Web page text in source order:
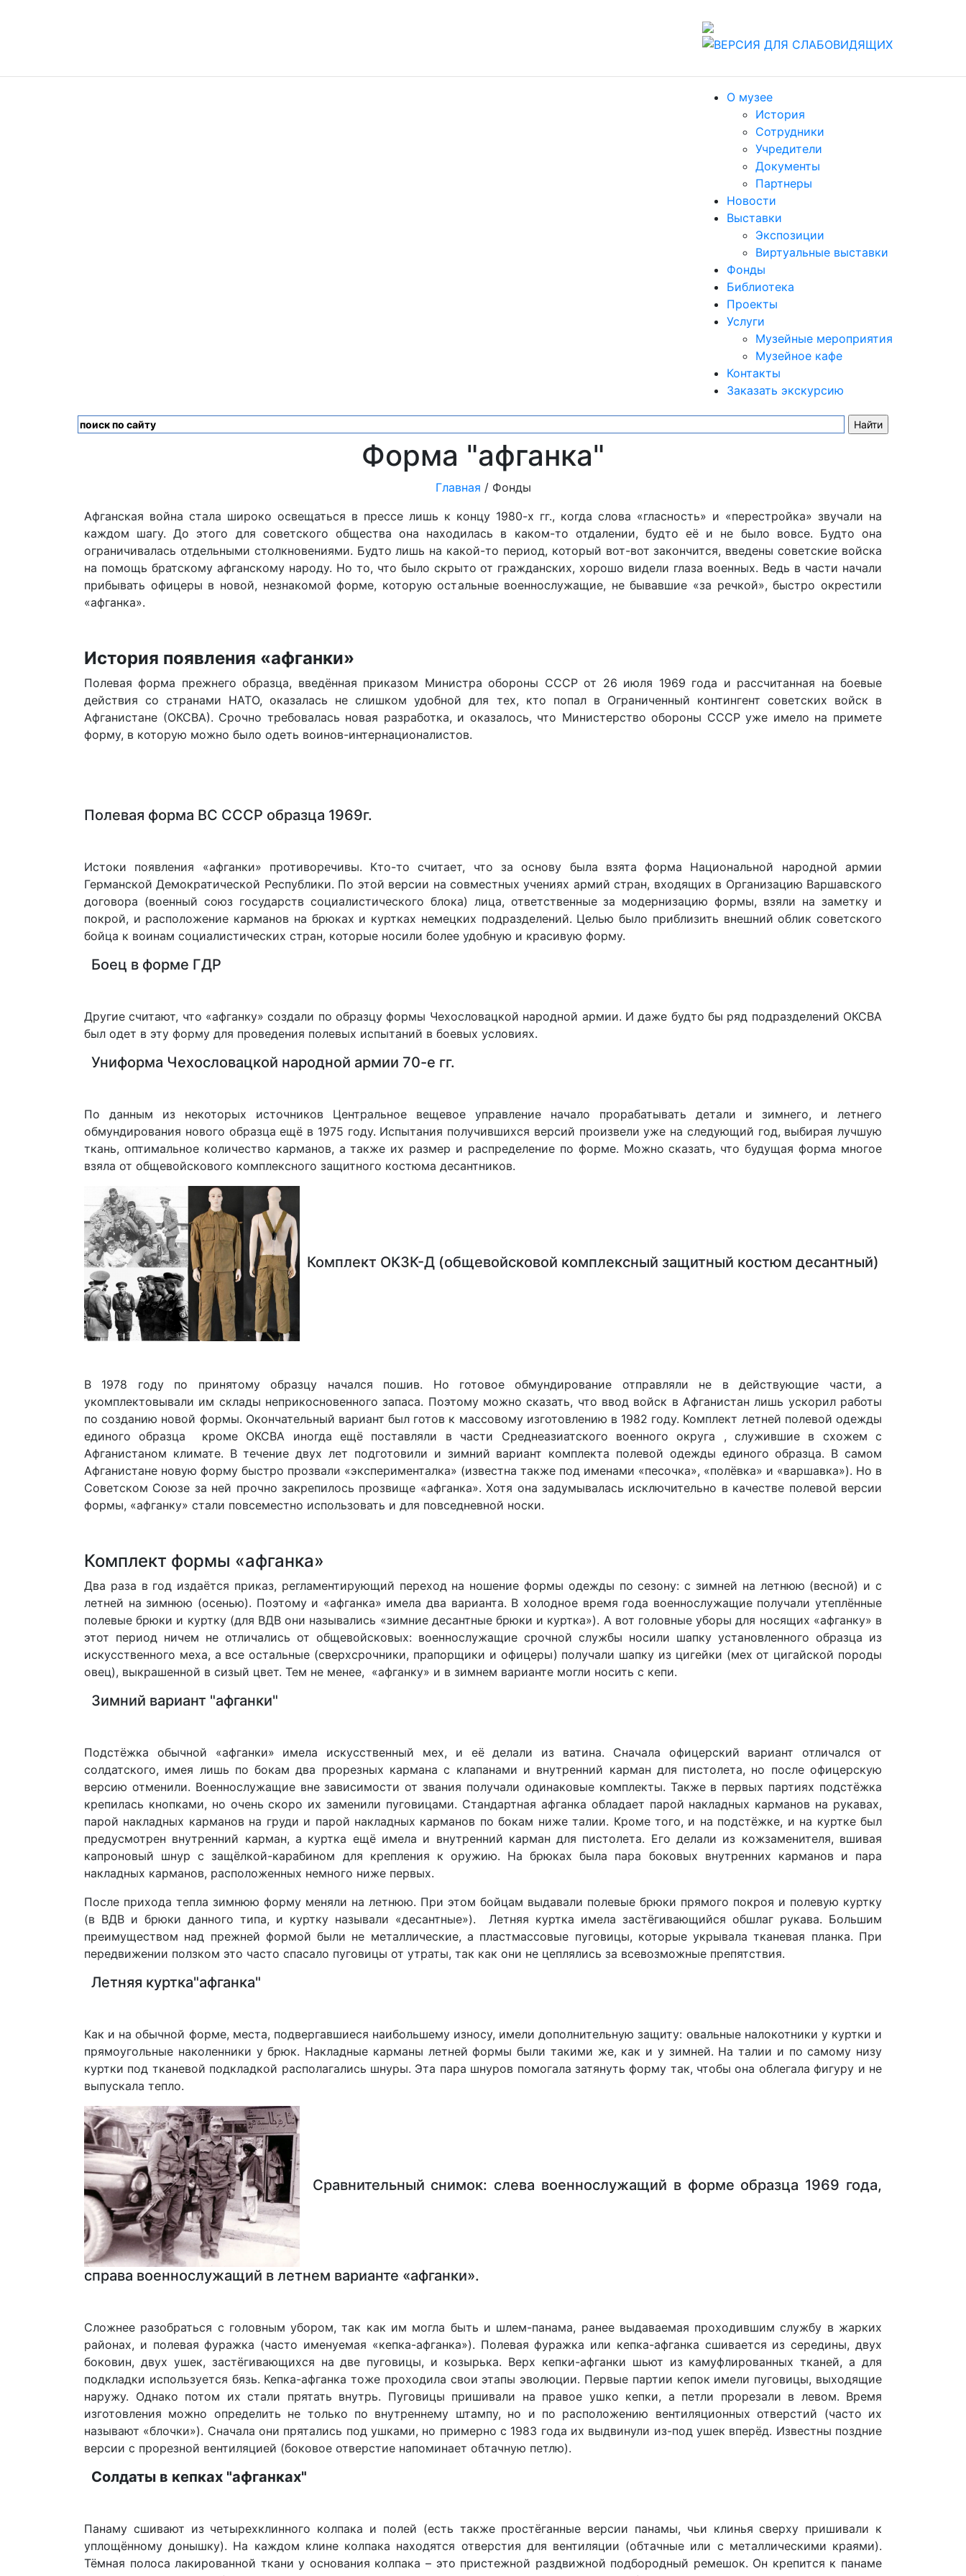
О музее
История
Сотрудники
Учредители
Документы
Партнеры
Новости
Выставки
Экспозиции
Виртуальные выставки
Фонды
Библиотека
Проекты
Услуги
Музейные мероприятия
Музейное кафе
Контакты
Заказать экскурсию
Форма "афганка"
Главная / Фонды
Афганская война стала широко освещаться в прессе лишь к концу 1980-х гг., когда слова «гласность» и «перестройка» звучали на
каждом шагу. До этого для советского общества она находилась в каком-то отдалении, будто её и не было вовсе. Будто она
ограничивалась отдельными столкновениями. Будто лишь на какой-то период, который вот-вот закончится, введены советские войска
на помощь братскому афганскому народу. Но то, что было скрыто от гражданских, хорошо видели глаза военных. Ведь в части начали
прибывать офицеры в новой, незнакомой форме, которую остальные военнослужащие, не бывавшие «за речкой», быстро окрестили
«афганка».
История появления «афганки»
Полевая форма прежнего образца, введённая приказом Министра обороны СССР от 26 июля 1969 года и рассчитанная на боевые
действия со странами НАТО, оказалась не слишком удобной для тех, кто попал в Ограниченный контингент советских войск в
Афганистане (ОКСВА). Срочно требовалась новая разработка, и оказалось, что Министерство обороны СССР уже имело на примете
форму, в которую можно было одеть воинов-интернационалистов.
Полевая форма ВС СССР образца 1969г.
Истоки появления «афганки» противоречивы. Кто-то считает, что за основу была взята форма Национальной народной армии
Германской Демократической Республики. По этой версии на совместных учениях армий стран, входящих в Организацию Варшавского
договора (военный союз государств социалистического блока) лица, ответственные за модернизацию формы, взяли на заметку и
покрой, и расположение карманов на брюках и куртках немецких подразделений. Целью было приблизить внешний облик советского
бойца к воинам социалистических стран, которые носили более удобную и красивую форму.
Боец в форме ГДР
Другие считают, что «афганку» создали по образцу формы Чехословацкой народной армии. И даже будто бы ряд подразделений ОКСВА
был одет в эту форму для проведения полевых испытаний в боевых условиях.
Униформа Чехословацкой народной армии 70-е гг.
По данным из некоторых источников Центральное вещевое управление начало прорабатывать детали и зимнего, и летнего
обмундирования нового образца ещё в 1975 году. Испытания получившихся версий произвели уже на следующий год, выбирая лучшую
ткань, оптимальное количество карманов, а также их размер и распределение по форме. Можно сказать, что будущая форма многое
взяла от общевойскового комплексного защитного костюма десантников.
Комплект ОКЗК-Д (общевойсковой комплексный защитный костюм десантный)
В 1978 году по принятому образцу начался пошив. Но готовое обмундирование отправляли не в действующие части, а
укомплектовывали им склады неприкосновенного запаса. Поэтому можно сказать, что ввод войск в Афганистан лишь ускорил работы
по созданию новой формы. Окончательный вариант был готов к массовому изготовлению в 1982 году. Комплект летней полевой одежды
единого образца кроме ОКСВА иногда ещё поставляли в части Среднеазиатского военного округа , служившие в схожем с
Афганистаном климате. В течение двух лет подготовили и зимний вариант комплекта полевой одежды единого образца. В самом
Афганистане новую форму быстро прозвали «эксперименталка» (известна также под именами «песочка», «полёвка» и «варшавка»). Но в
Советском Союзе за ней прочно закрепилось прозвище «афганка». Хотя она задумывалась исключительно в качестве полевой версии
формы, «афганку» стали повсеместно использовать и для повседневной носки.
Комплект формы «афганка»
Два раза в год издаётся приказ, регламентирующий переход на ношение формы одежды по сезону: с зимней на летнюю (весной) и с
летней на зимнюю (осенью). Поэтому и «афганка» имела два варианта. В холодное время года военнослужащие получали утеплённые
полевые брюки и куртку (для ВДВ они назывались «зимние десантные брюки и куртка»). А вот головные уборы для носящих «афганку» в
этот период ничем не отличались от общевойсковых: военнослужащие срочной службы носили шапку установленного образца из
искусственного меха, а все остальные (сверхсрочники, прапорщики и офицеры) получали шапку из цигейки (мех от цигайской породы
овец), выкрашенной в сизый цвет. Тем не менее, «афганку» и в зимнем варианте могли носить с кепи.
Зимний вариант "афганки"
Подстёжка обычной «афганки» имела искусственный мех, и её делали из ватина. Сначала офицерский вариант отличался от
солдатского, имея лишь по бокам два прорезных кармана с клапанами и внутренний карман для пистолета, но после офицерскую
версию отменили. Военнослужащие вне зависимости от звания получали одинаковые комплекты. Также в первых партиях подстёжка
крепилась кнопками, но очень скоро их заменили пуговицами. Стандартная афганка обладает парой накладных карманов на рукавах,
парой накладных карманов на груди и парой накладных карманов по бокам ниже талии. Кроме того, и на подстёжке, и на куртке был
предусмотрен внутренний карман, а куртка ещё имела и внутренний карман для пистолета. Его делали из кожзаменителя, вшивая
капроновый шнур с защёлкой-карабином для крепления к оружию. На брюках была пара боковых внутренних карманов и пара
накладных карманов, расположенных немного ниже первых.
После прихода тепла зимнюю форму меняли на летнюю. При этом бойцам выдавали полевые брюки прямого покроя и полевую куртку
(в ВДВ и брюки данного типа, и куртку называли «десантные»). Летняя куртка имела застёгивающийся обшлаг рукава. Большим
преимуществом над прежней формой были не металлические, а пластмассовые пуговицы, которые укрывала тканевая планка. При
передвижении ползком это часто спасало пуговицы от утраты, так как они не цеплялись за всевозможные препятствия.
Летняя куртка"афганка"
Как и на обычной форме, места, подвергавшиеся наибольшему износу, имели дополнительную защиту: овальные налокотники у куртки и
прямоугольные наколенники у брюк. Накладные карманы летней формы были такими же, как и у зимней. На талии и по самому низу
куртки под тканевой подкладкой располагались шнуры. Эта пара шнуров помогала затянуть форму так, чтобы она облегала фигуру и не
выпускала тепло.
Сравнительный снимок: слева военнослужащий в форме образца 1969 года,
справа военнослужащий в летнем варианте «афганки».
Сложнее разобраться с головным убором, так как им могла быть и шлем-панама, ранее выдаваемая проходившим службу в жарких
районах, и полевая фуражка (часто именуемая «кепка-афганка»). Полевая фуражка или кепка-афганка сшивается из середины, двух
боковин, двух ушек, застёгивающихся на две пуговицы, и козырька. Верх кепки-афганки шьют из камуфлированных тканей, а для
подкладки используется бязь. Кепка-афганка тоже проходила свои этапы эволюции. Первые партии кепок имели пуговицы, выходящие
наружу. Однако потом их стали прятать внутрь. Пуговицы пришивали на правое ушко кепки, а петли прорезали в левом. Время
изготовления можно определить не только по внутреннему штампу, но и по расположению вентиляционных отверстий (часто их
называют «блочки»). Сначала они прятались под ушками, но примерно с 1983 года их выдвинули из-под ушек вперёд. Известны поздние
версии с прорезной вентиляцией (боковое отверстие напоминает обтачную петлю).
Солдаты в кепках "афганках"
Панаму сшивают из четырехклинного колпака и полей (есть также простёганные версии панамы, чьи клинья сверху пришивали к
уплощённому донышку). На каждом клине колпака находятся отверстия для вентиляции (обтачные или с металлическими краями).
Тёмная полоса лакированной ткани у основания колпака – это пристежной раздвижной подбородный ремешок. Он крепится к панаме